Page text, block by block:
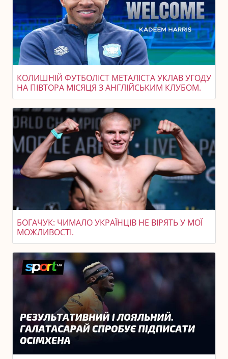
КОЛИШНІЙ ФУТБОЛІСТ МЕТАЛІСТА УКЛАВ УГОДУ
НА ПІВТОРА МІСЯЦЯ З АНГЛІЙСЬКИМ КЛУБОМ.
БОГАЧУК: ЧИМАЛО УКРАЇНЦІВ НЕ ВІРЯТЬ У МОЇ
МОЖЛИВОСТІ.